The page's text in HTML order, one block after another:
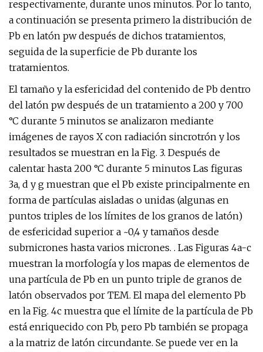
respectivamente, durante unos minutos. Por lo tanto,
a continuación se presenta primero la distribución de
Pb en latón pw después de dichos tratamientos,
seguida de la superficie de Pb durante los
tratamientos.
El tamaño y la esfericidad del contenido de Pb dentro
del latón pw después de un tratamiento a 200 y 700
°C durante 5 minutos se analizaron mediante
imágenes de rayos X con radiación sincrotrón y los
resultados se muestran en la Fig. 3. Después de
calentar hasta 200 °C durante 5 minutos Las figuras
3a, d y g muestran que el Pb existe principalmente en
forma de partículas aisladas o unidas (algunas en
puntos triples de los límites de los granos de latón)
de esfericidad superior a ~0,4 y tamaños desde
submicrones hasta varios micrones. . Las Figuras 4a-c
muestran la morfología y los mapas de elementos de
una partícula de Pb en un punto triple de granos de
latón observados por TEM. El mapa del elemento Pb
en la Fig. 4c muestra que el límite de la partícula de Pb
está enriquecido con Pb, pero Pb también se propaga
a la matriz de latón circundante. Se puede ver en la